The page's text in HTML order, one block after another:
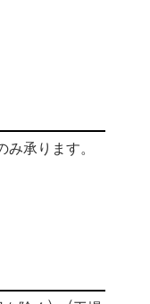
承ります。